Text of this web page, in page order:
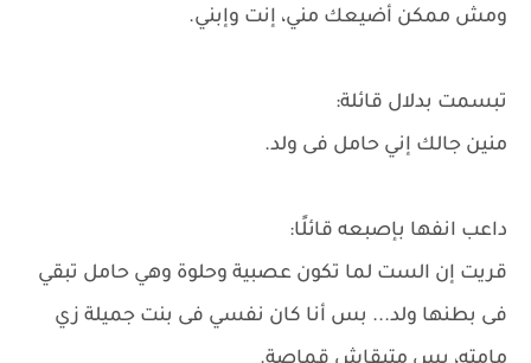
ومش ممكن أضيعك مني، إنت وإبني.
تبسمت بدلال قائلة:
منين جالك إني حامل فى ولد.
داعب انفها بإصبعه قائلًا:
قريت إن الست لما تكون عصبية وحلوة وهي حامل تبقي
فى بطنها ولد... بس أنا كان نفسي فى بنت جميلة زي